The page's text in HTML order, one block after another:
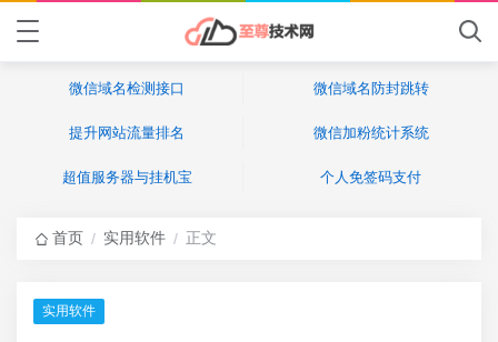
微信域名检测接口 微信域名防封跳转
提升网站流量排名 微信加粉统计系统
超值服务器与挂机宝 个人免签码支付
首页 / 实用软件 / 正文
实用软件